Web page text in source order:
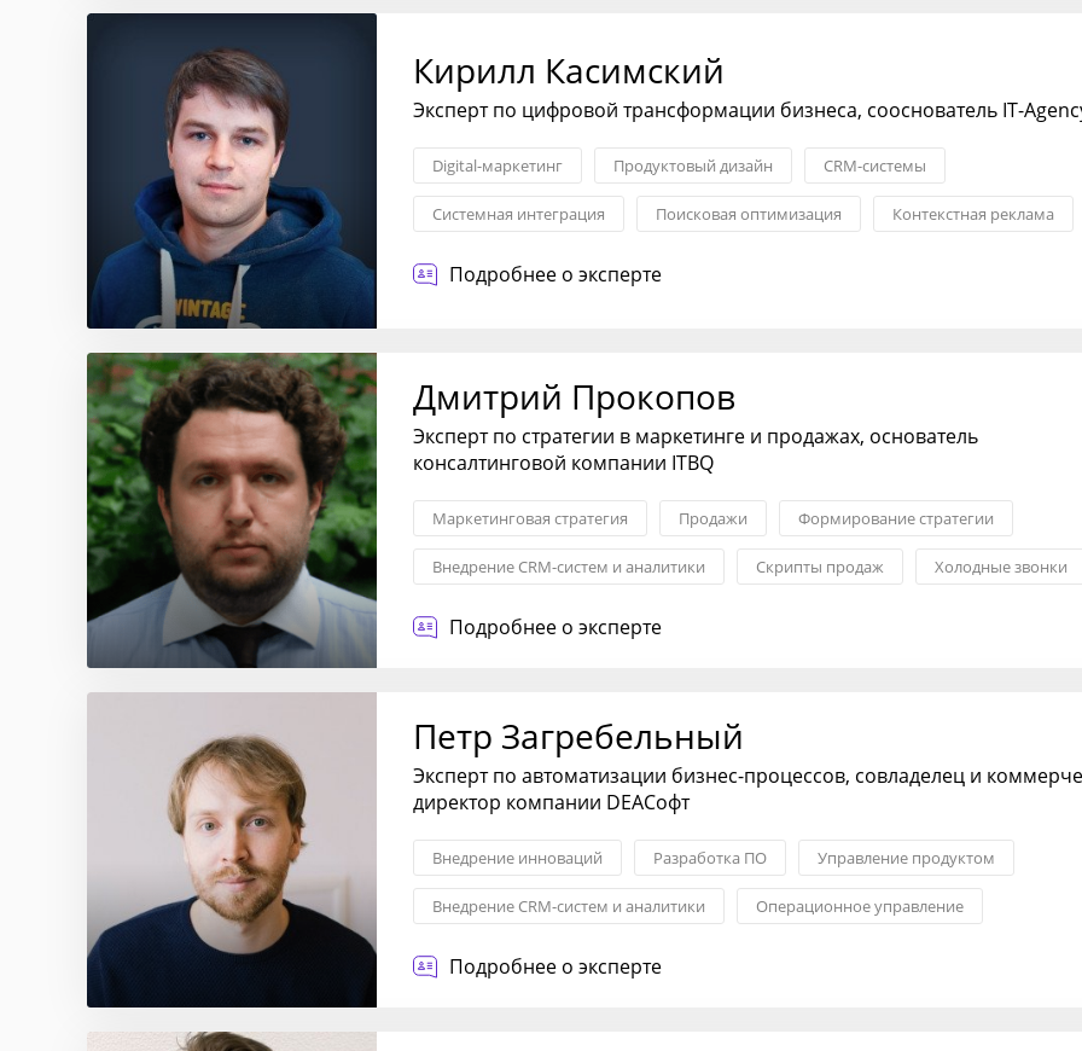
Кирилл Касимский
Эксперт по цифровой трансформации бизнеса, сооснователь IT-
Digital-маркетинг Продуктовый дизайн CRM-системы
Системная интеграция Поисковая оптимизация Контекстная реклама
Лидогенерация
Подробнее о эксперте
Дмитрий Прокопов
Эксперт по стратегии в маркетинге и продажах, основатель
консалтинговой компании ITBQ
Маркетинговая стратегия Продажи Формирование стратегии
Внедрение CRM-систем и аналитики Скрипты продаж Холодные звонки
Контроль качества в ОП
Подробнее о эксперте
Петр Загребельный
Эксперт по автоматизации бизнес-процессов, совладелец и
директор компании DEAСофт
Внедрение инноваций Разработка ПО Управление продуктом
Внедрение CRM-систем и аналитики Операционное управление
CRM-системы
Подробнее о эксперте